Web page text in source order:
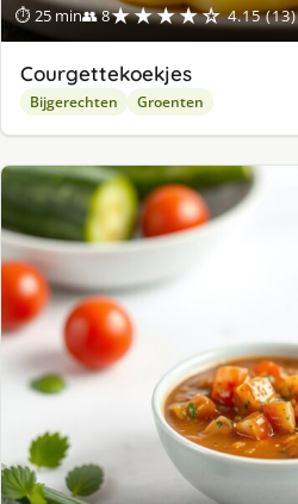
⏱ 25 min👥 8★★★★☆ 4.15 (13)
Courgettekoekjes
Bijgerechten Groenten